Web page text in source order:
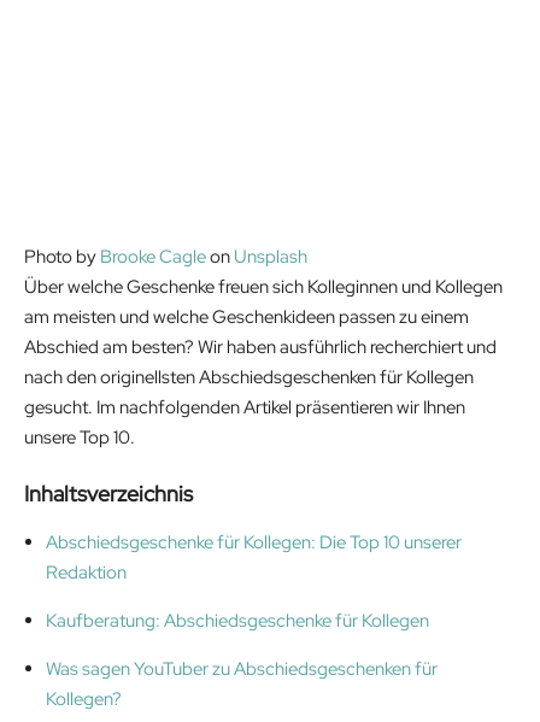
Photo by Brooke Cagleon Unsplash
Über welche Geschenke freuen sich Kolleginnen und Kollegen
am meisten und welche Geschenkideen passen zu einem
Abschied am besten? Wir haben ausführlich recherchiert und
nach den originellsten Abschiedsgeschenken für Kollegen
gesucht. Im nachfolgenden Artikel präsentieren wir Ihnen
unsere Top 10.
Inhaltsverzeichnis
Abschiedsgeschenke für Kollegen: Die Top 10 unserer
Redaktion
Kaufberatung: Abschiedsgeschenke für Kollegen
Was sagen YouTuber zu Abschiedsgeschenken für
Kollegen?